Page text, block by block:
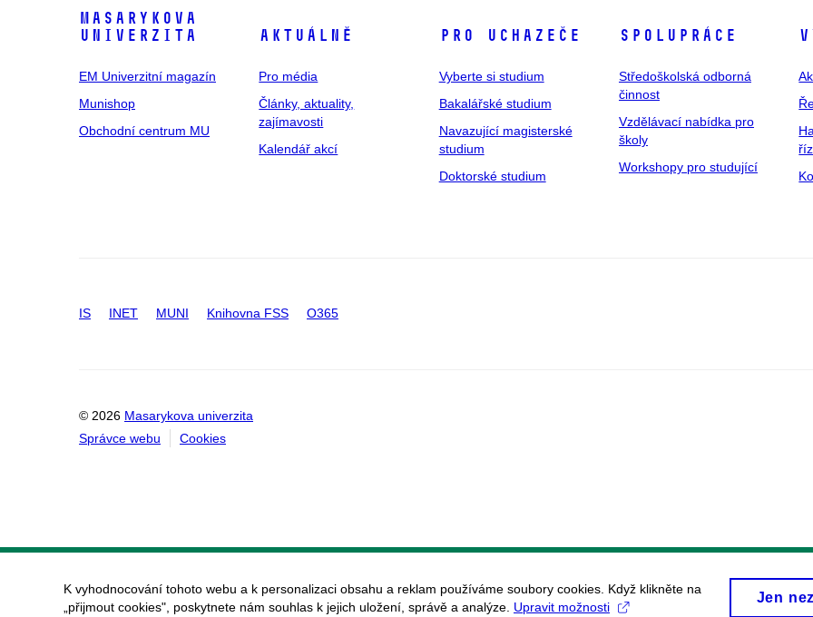
Masarykova
univerzita
EM Univerzitní magazín
Munishop
Obchodní centrum MU
Aktuálně
Pro média
Články, aktuality,
zajímavosti
Kalendář akcí
Pro uchazeče
Vyberte si studium
Bakalářské studium
Navazující magisterské
studium
Doktorské studium
Spolupráce
Středoškolská odborná
činnost
Vzdělávací nabídka pro
školy
Workshopy pro studující
IS INET MUNI Knihovna FSS O365
© 2026 Masarykova univerzita
Správce webu
Cookies
K vyhodnocování tohoto webu a k personalizaci obsahu a reklam používáme soubory cookies. Když klikněte na
„přijmout cookies", poskytnete nám souhlas k jejich uložení, správě a analýze. Upravit možnosti
Jen